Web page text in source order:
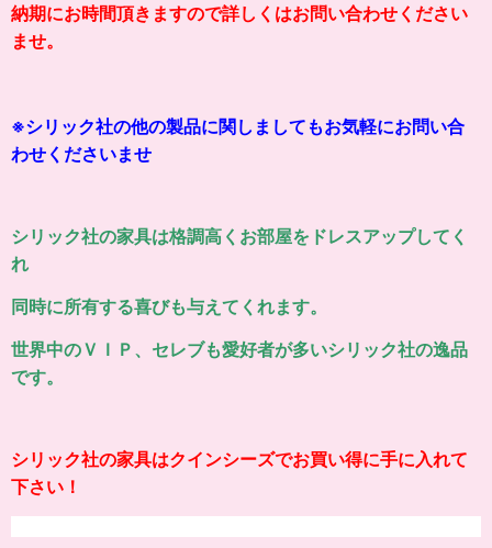
納期にお時間頂きますので詳しくはお問い合わせください
ませ。
※シリック社の他の製品に関しましてもお気軽にお問い合
わせくださいませ
シリック社の家具は格調高くお部屋をドレスアップしてく
れ
同時に所有する喜びも与えてくれます。
世界中のＶＩＰ、セレブも愛好者が多いシリック社の逸品
です。
シリック社の家具はクインシーズでお買い得に手に入れて
下さい！